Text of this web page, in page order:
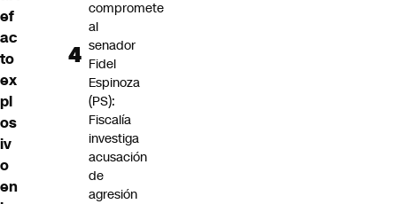
ef
ac
to
ex
pl
os
iv
o
en
compromete
al
senador
Fidel
Espinoza
(PS):
Fiscalía
investiga
acusación
de
agresión